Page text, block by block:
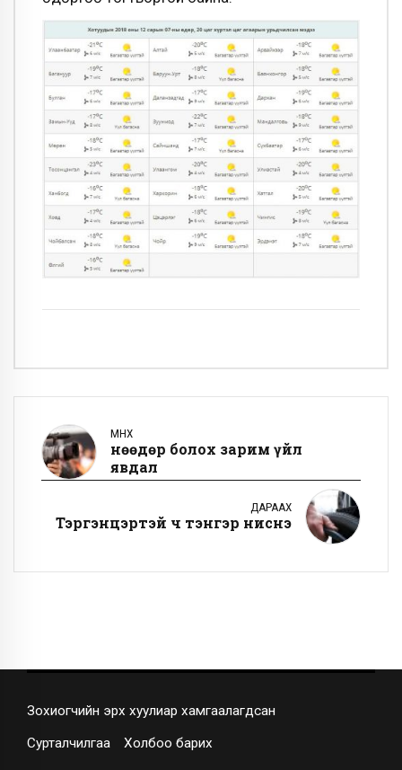
ӨМНӨХ
Өнөөдөр болох зарим үйл
явдал
ДАРААХ
Тэргэнцэртэй ч тэнгэр ниснэ
Зохиогчийн эрх хуулиар хамгаалагдсан
Сурталчилгаа Холбоо барих